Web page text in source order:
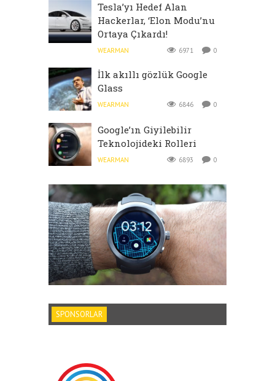
Tesla’yı Hedef Alan
Hackerlar, ‘Elon Modu’nu
Ortaya Çıkardı!
WEARMAN 6971 0
İlk akıllı gözlük Google
Glass
WEARMAN 6846 0
Google’ın Giyilebilir
Teknolojideki Rolleri
WEARMAN 6893 0
SPONSORLAR